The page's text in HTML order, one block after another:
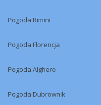
Pogoda Rimini
Pogoda Florencja
Pogoda Alghero
Pogoda Dubrownik